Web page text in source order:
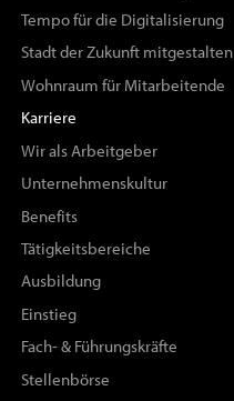
Tempo für die Digitalisierung
Stadt der Zukunft mitgestalten
Wohnraum für Mitarbeitende
Karriere
Wir als Arbeitgeber
Unternehmenskultur
Benefits
Tätigkeitsbereiche
Ausbildung
Einstieg
Fach- & Führungskräfte
Stellenbörse